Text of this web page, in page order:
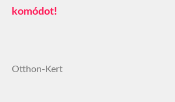
komódot!
Otthon-Kert